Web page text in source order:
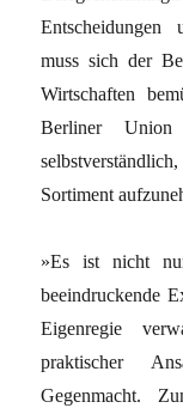
Entscheidungen
muss sich der
Wirtschaften
Berliner
Sortiment
»Es ist nicht
beeindruckende
Eigenregie
praktischer
Gegenmacht.